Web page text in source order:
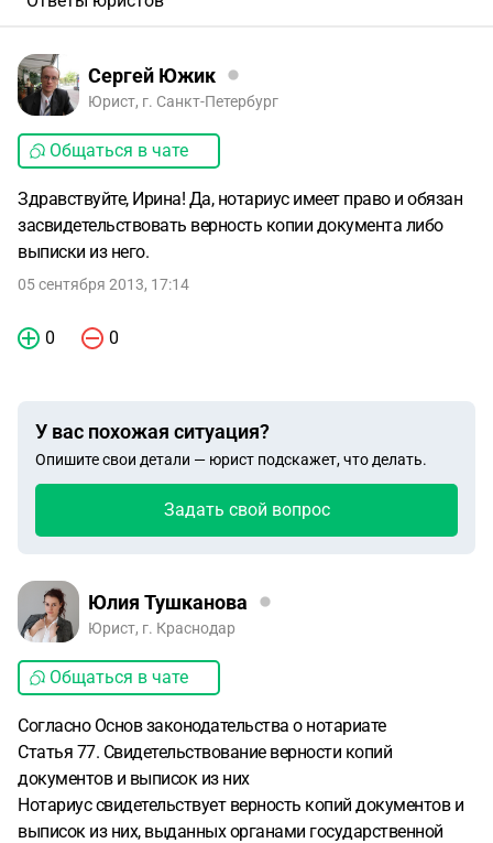
Сергей Южик
Юрист, г. Санкт-Петербург
Общаться в чате
Здравствуйте, Ирина! Да, нотариус имеет право и обязан
засвидетельствовать верность копии документа либо
выписки из него.
05 сентября 2013, 17:14
0 0
У вас похожая ситуация?
Опишите свои детали — юрист подскажет, что делать.
Задать свой вопрос
Юлия Тушканова
Юрист, г. Краснодар
Общаться в чате
Согласно Основ законодательства о нотариате
Статья 77. Свидетельствование верности копий
документов и выписок из них
Нотариус свидетельствует верность копий документов и
выписок из них, выданных органами государственной